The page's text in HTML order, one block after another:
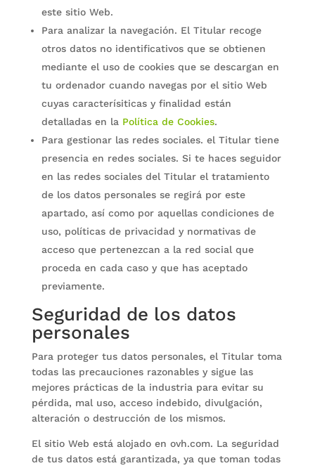
este sitio Web.
Para analizar la navegación. El Titular recoge
otros datos no identificativos que se obtienen
mediante el uso de cookies que se descargan en
tu ordenador cuando navegas por el sitio Web
cuyas caracterísiticas y finalidad están
detalladas en la Política de Cookies.
Para gestionar las redes sociales. el Titular tiene
presencia en redes sociales. Si te haces seguidor
en las redes sociales del Titular el tratamiento
de los datos personales se regirá por este
apartado, así como por aquellas condiciones de
uso, políticas de privacidad y normativas de
acceso que pertenezcan a la red social que
proceda en cada caso y que has aceptado
previamente.
Seguridad de los datos
personales
Para proteger tus datos personales, el Titular toma
todas las precauciones razonables y sigue las
mejores prácticas de la industria para evitar su
pérdida, mal uso, acceso indebido, divulgación,
alteración o destrucción de los mismos.
El sitio Web está alojado en ovh.com. La seguridad
de tus datos está garantizada, ya que toman todas